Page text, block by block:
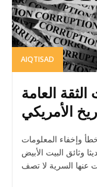
AIQTISAD
العامة
الأمريكي
وإخفاء المعلومات
وثائق البيت الأبيض